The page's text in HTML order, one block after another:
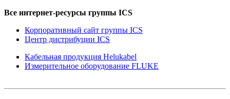
Все интернет-ресурсы группы ICS
Корпоративный сайт группы ICS
Центр дистрибуции ICS
Кабельная продукция Helukabel
Измерительное оборудование FLUKE